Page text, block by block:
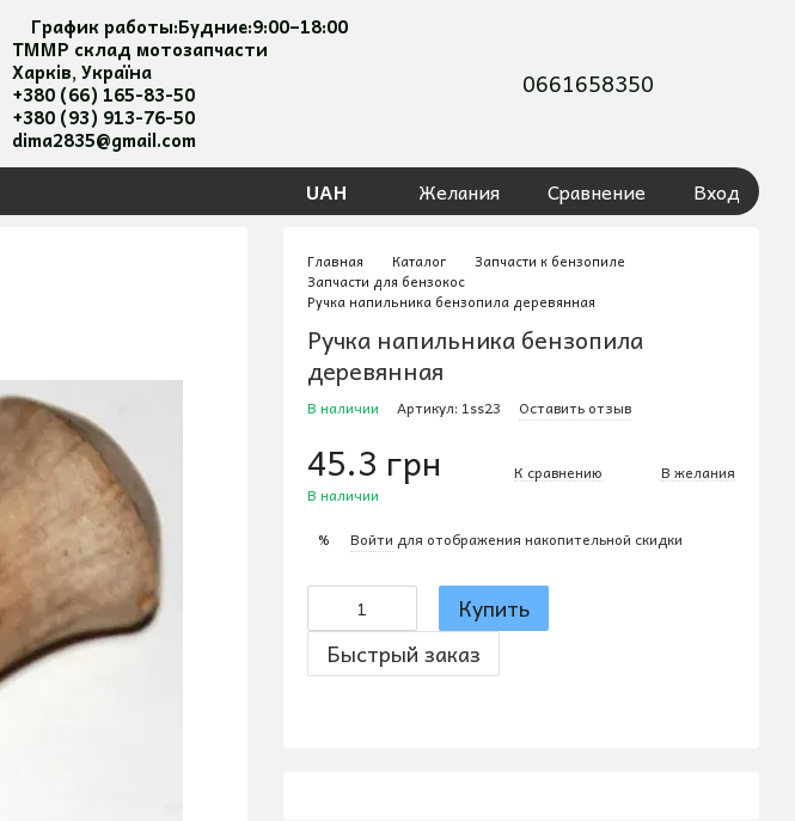
График работы:Будние:9:00–18:00
ТММР склад мотозапчасти
Харків, Україна
+380 (66) 165-83-50
+380 (93) 913-76-50
dima2835@gmail.com
0661658350
UAH Желания Сравнение Вход
Главная Каталог
Запчасти к бензопиле
Запчасти для бензокос
Ручка напильника бензопила деревянная
Ручка напильника бензопила
деревянная
В наличии Артикул: 1ss23 Оставить отзыв
45.3 грн
В наличии
К сравнению В желания
% Войти для отображения накопительной скидки
Купить
Быстрый заказ